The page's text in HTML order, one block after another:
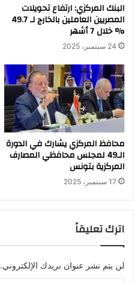
البنك المركزي: ارتفاع تحويلات
المصريين العاملين بالخارج لـ 49.7
% خلال 7 أشهر
24 سبتمبر، 2025
محافظ المركزي يشارك في الدورة
الـ49 لمجلس محافظي المصارف
المركزية بتونس
17 سبتمبر، 2025
اترك تعليقاً
لن يتم نشر عنوان بريدك الإلكتروني.